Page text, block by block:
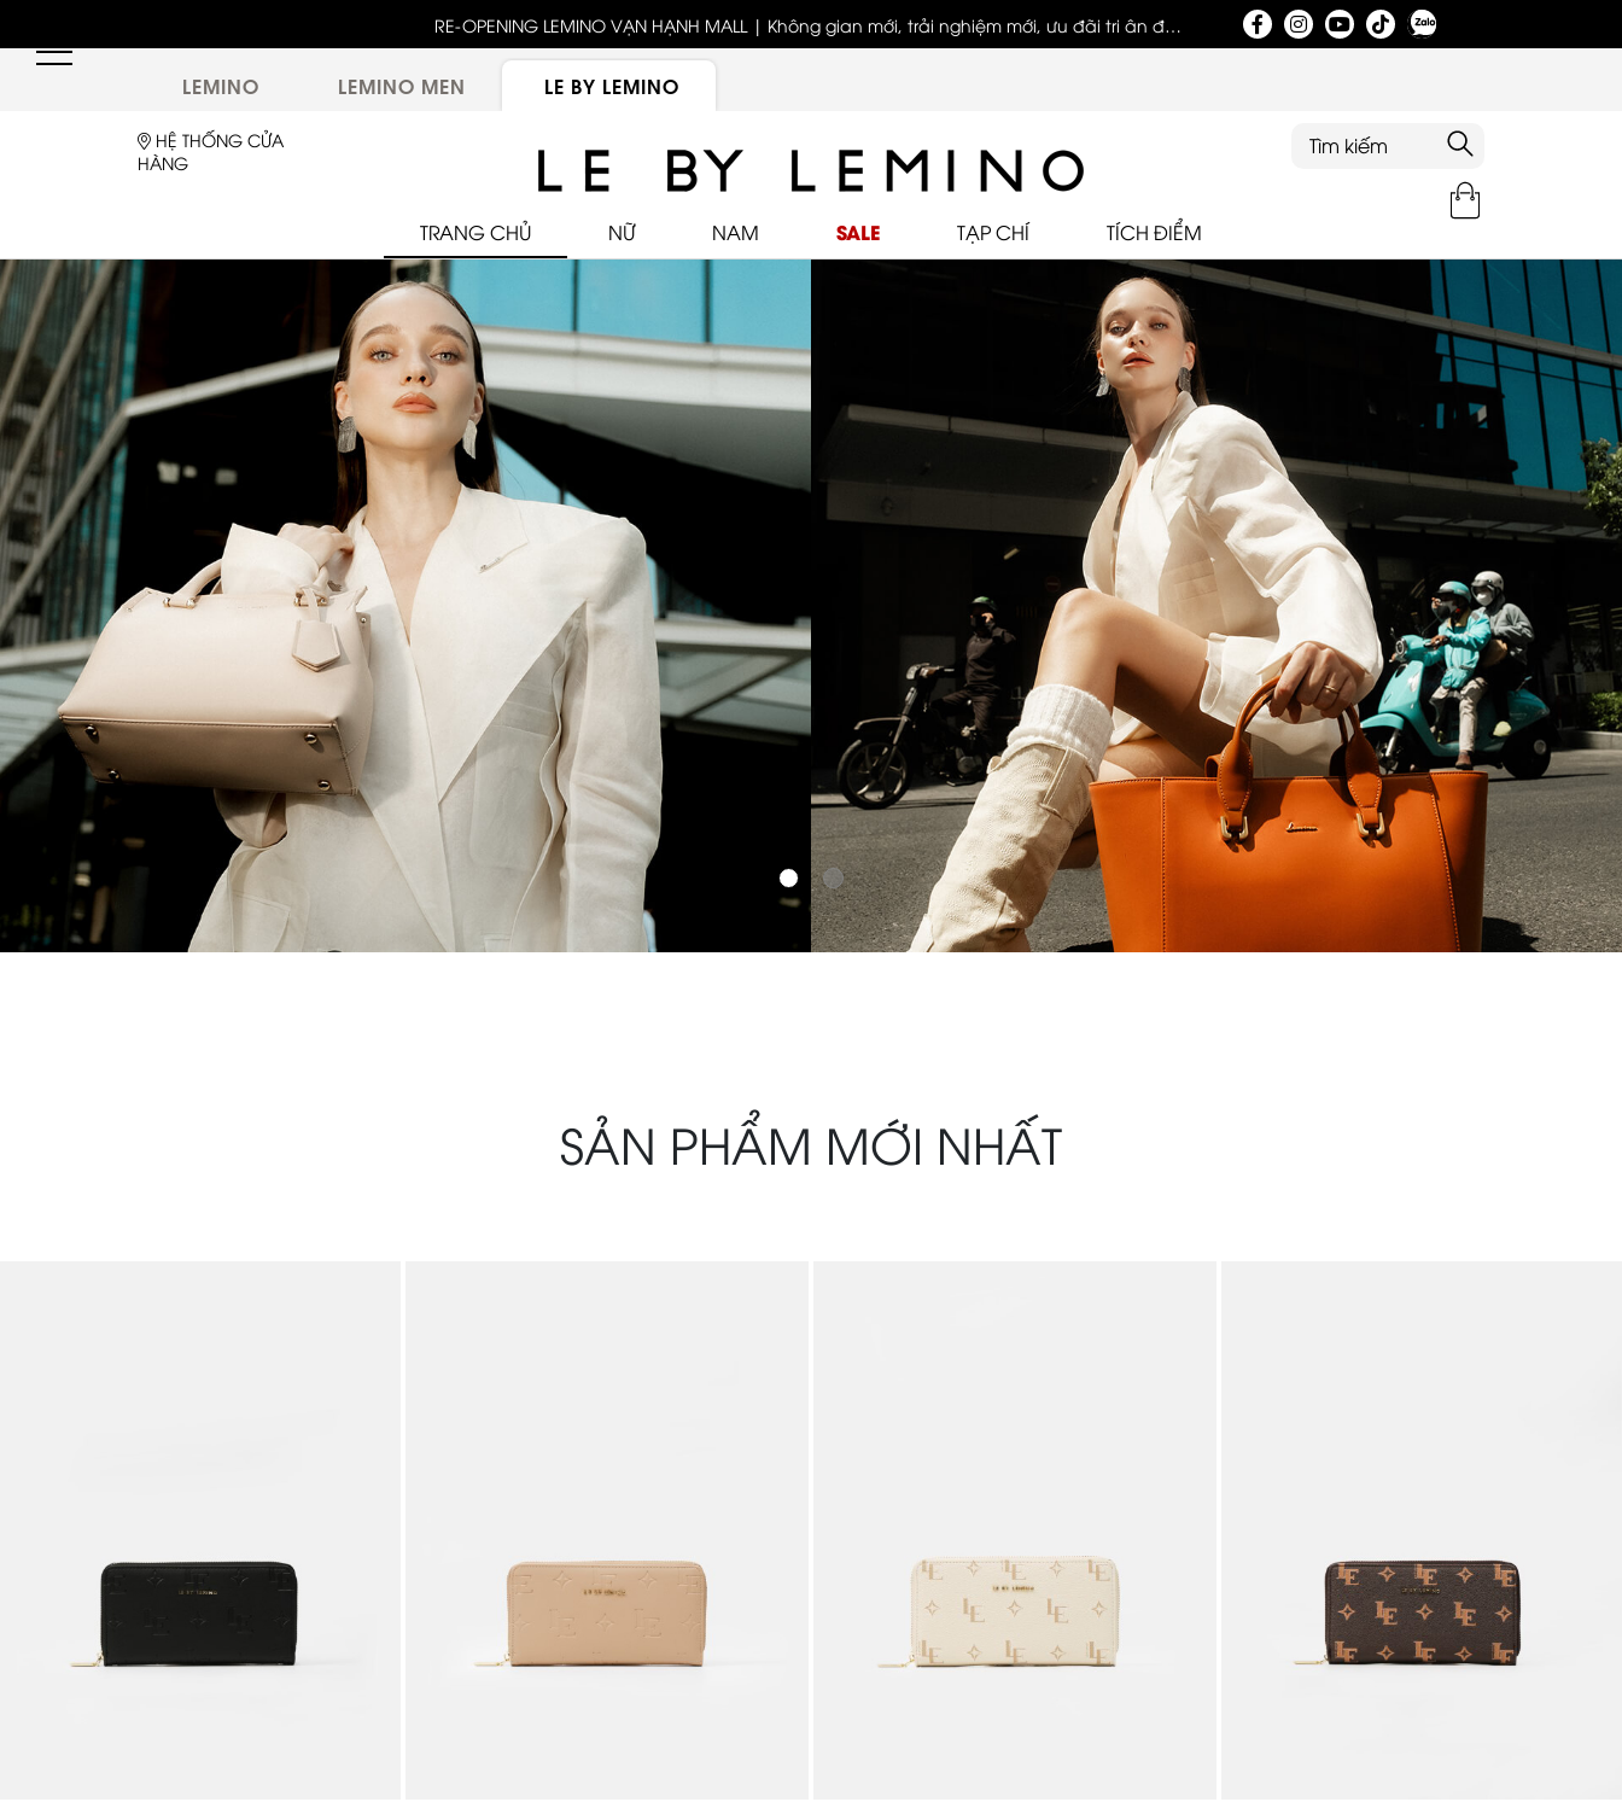
RE-OPENING LEMINO VẠN HẠNH MALL | Không gian mới, trải nghiệm mới, ưu đãi tri ân đặc
biệt
Bốn thế hệ - Một tinh thần thời trang cùng LEMINO Tri ân khách hàng nhân dịp khai trương showroom
LEMINO LEMINO MEN LE BY LEMINO
HỆ THỐNG CỬA
HÀNG
TRANG CHỦ NỮ NAM SALE TẠP CHÍ TÍCH ĐIỂM
SẢN PHẨM MỚI NHẤT